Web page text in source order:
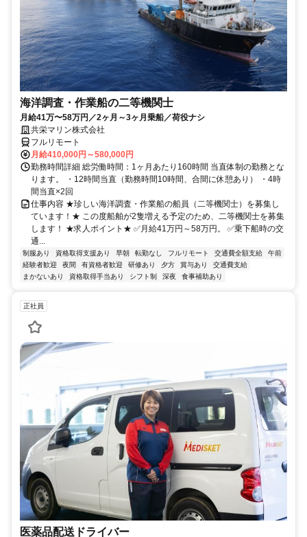
海洋調査・作業船の二等機関士
月給41万〜58万円／2ヶ月～3ヶ月乗船／荷役ナシ
共栄マリン株式会社
フルリモート
月給410,000円～580,000円
勤務時間詳細 総労働時間：1ヶ月あたり160時間 当直体制の勤務とな
ります。 ・12時間当直（勤務時間10時間、合間に休憩あり） ・4時
間当直×2回
仕事内容 ★珍しい海洋調査・作業船の船員（二等機関士）を募集し
ています！★ この度船舶が2隻増える予定のため、二等機関士を募集
します！ ★求人ポイント★ ✅月給41万円～58万円。 ✅乗下船時の交
通...
制服あり 資格取得支援あり 早朝 転勤なし フルリモート 交通費全額支給
午前
経験者歓迎
夜間 有資格者歓迎 研修あり 夕方 賞与あり
交通費支給
まかないあり
資格取得手当あり シフト制 深夜 食事補助あり
正社員
医薬品配送ドライバー